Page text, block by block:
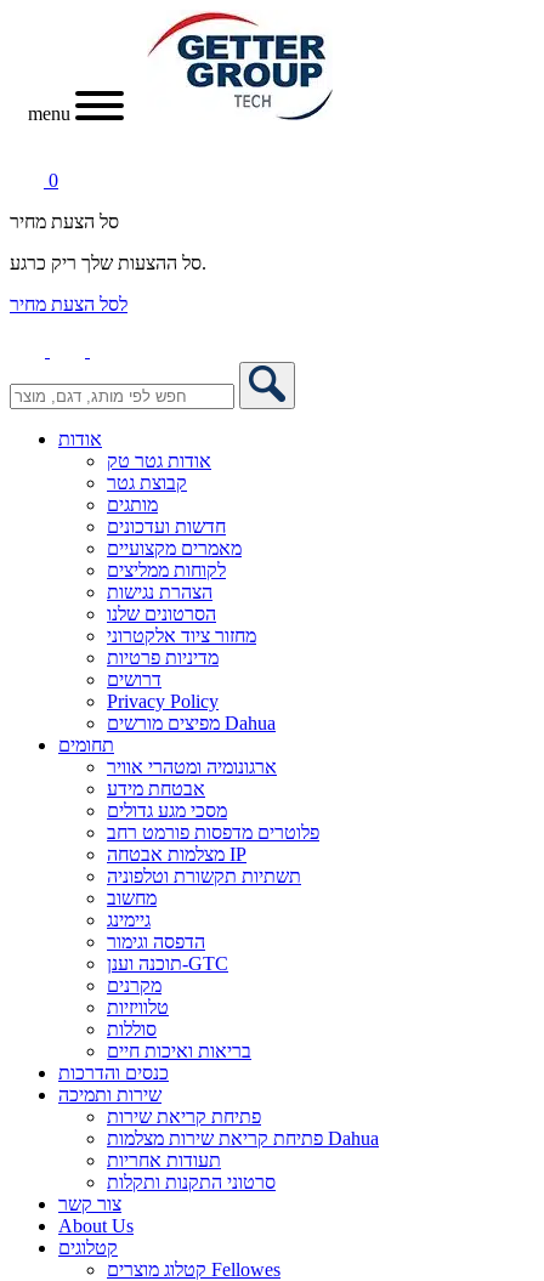
menu
0
סל הצעת מחיר
סל ההצעות שלך ריק כרגע.
לסל הצעת מחיר
אודות
אודות גטר טק
קבוצת גטר
מותגים
חדשות ועדכונים
מאמרים מקצועיים
לקוחות ממליצים
הצהרת נגישות
הסרטונים שלנו
מחזור ציוד אלקטרוני
מדיניות פרטיות
דרושים
Privacy Policy
מפיצים מורשים Dahua
תחומים
ארגונומיה ומטהרי אוויר
אבטחת מידע
מסכי מגע גדולים
פלוטרים מדפסות פורמט רחב
מצלמות אבטחה IP
תשתיות תקשורת וטלפוניה
מחשוב
גיימינג
הדפסה וגימור
תוכנה וענן-GTC
מקרנים
טלוויזיות
סוללות
בריאות ואיכות חיים
כנסים והדרכות
שירות ותמיכה
פתיחת קריאת שירות
פתיחת קריאת שירות מצלמות Dahua
תעודות אחריות
סרטוני התקנות ותקלות
צור קשר
About Us
קטלוגים
קטלוג מוצרים Fellowes